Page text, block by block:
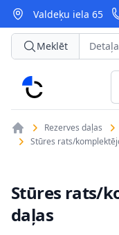
Valdeķu iela 65
CarParts
Meklēt
Rezerves daļas
Stūres rats/
Stūres rats/
daļas